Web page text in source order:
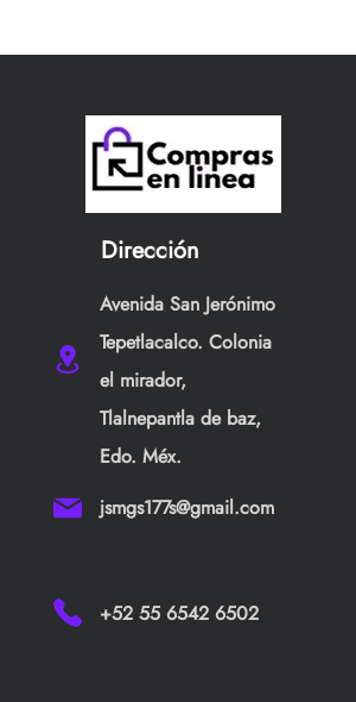
Dirección
Avenida San Jerónimo
Tepetlacalco. Colonia
el mirador,
Tlalnepantla de baz,
Edo. Méx.
jsmgs177s@gmail.com
+52 55 6542 6502